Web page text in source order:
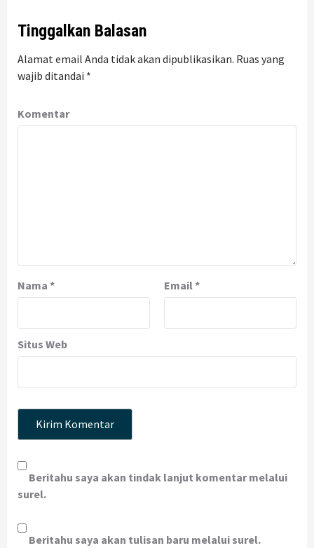
Tinggalkan Balasan
Alamat email Anda tidak akan dipublikasikan. Ruas yang
wajib ditandai *
Komentar
Nama * Email *
Situs Web
Beritahu saya akan tindak lanjut komentar melalui
surel.
Beritahu saya akan tulisan baru melalui surel.